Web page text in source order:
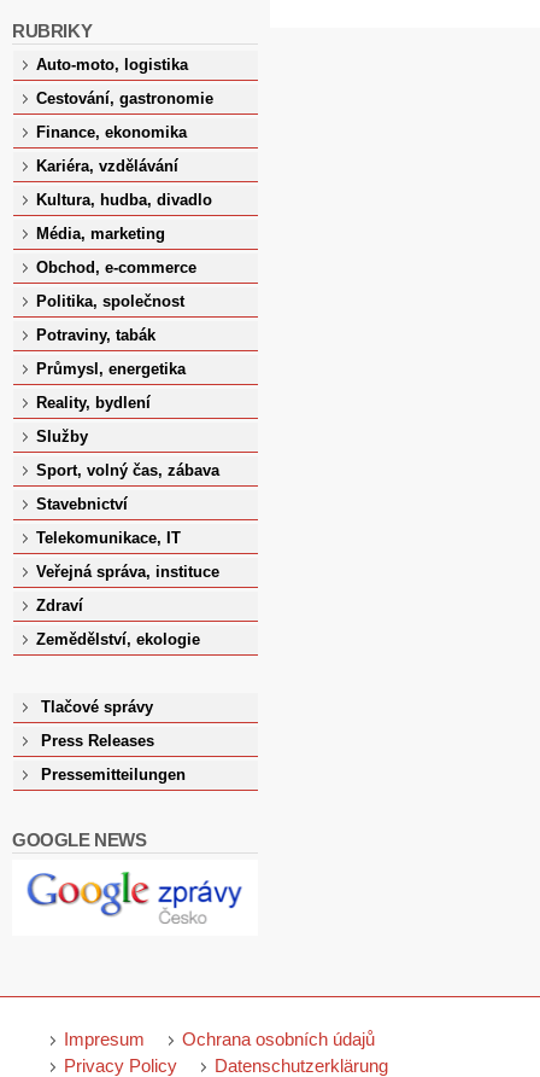
RUBRIKY
Auto-moto, logistika
Cestování, gastronomie
Finance, ekonomika
Kariéra, vzdělávání
Kultura, hudba, divadlo
Média, marketing
Obchod, e-commerce
Politika, společnost
Potraviny, tabák
Průmysl, energetika
Reality, bydlení
Služby
Sport, volný čas, zábava
Stavebnictví
Telekomunikace, IT
Veřejná správa, instituce
Zdraví
Zemědělství, ekologie
Tlačové správy
Press Releases
Pressemitteilungen
GOOGLE NEWS
Impresum
Ochrana osobních údajů
Privacy Policy
Datenschutzerklärung